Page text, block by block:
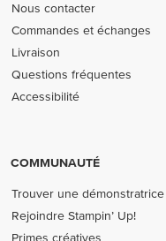
Nous contacter
Commandes et échanges
Livraison
Questions fréquentes
Accessibilité
COMMUNAUTÉ
Trouver une démonstratrice
Rejoindre Stampin’ Up!
Primes créatives